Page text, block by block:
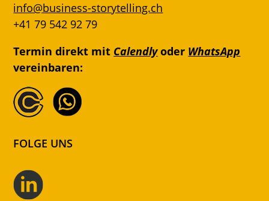
info@business-storytelling.ch
+41 79 542 92 79
Termin direkt mit Calendlyoder WhatsApp
vereinbaren:
FOLGE UNS